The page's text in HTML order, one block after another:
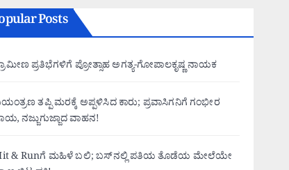
Posts
ಪ್ರತಿಭೆಗಳಿಗೆ ಪ್ರೋತ್ಸಾಹ ಅಗತ್ಯ-ಗೋಪಾಲಕೃಷ್ಣ ನಾಯಕ
ತಪ್ಪಿ ಮರಕ್ಕೆ ಅಪ್ಪಳಿಸಿದ ಕಾರು; ಪ್ರವಾಸಿಗನಿಗೆ ಗಂಭೀರ
ನಜ್ಜುಗುಜ್ಜಾದ ವಾಹನ!
& Runಗೆ ಮಹಿಳೆ ಬಲಿ; ಬಸ್‌ನಲ್ಲಿ ಪತಿಯ ತೊಡೆಯ ಮೇಲೆಯೇ